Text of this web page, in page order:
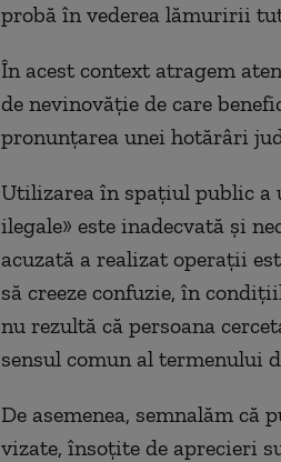
probă în vederea lămuririi
În acest context atragem
de nevinovăție de care
pronunțarea unei hotărâri
Utilizarea în spațiul public a
ilegale» este inadecvată și
acuzată a realizat operații
să creeze confuzie, în
nu rezultă că persoana
sensul comun al termenului
De asemenea, semnalăm
vizate, însoțite de aprecieri